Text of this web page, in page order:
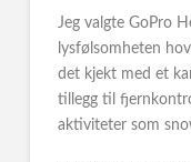
Jeg valgte GoPro
lysfølsomheten
det kjekt med et
tillegg til
aktiviteter som